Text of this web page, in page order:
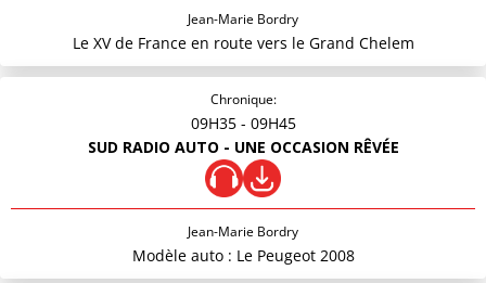
Jean-Marie Bordry
Le XV de France en route vers le Grand Chelem
Chronique:
09H35 - 09H45
SUD RADIO AUTO - UNE OCCASION RÊVÉE
Jean-Marie Bordry
Modèle auto : Le Peugeot 2008